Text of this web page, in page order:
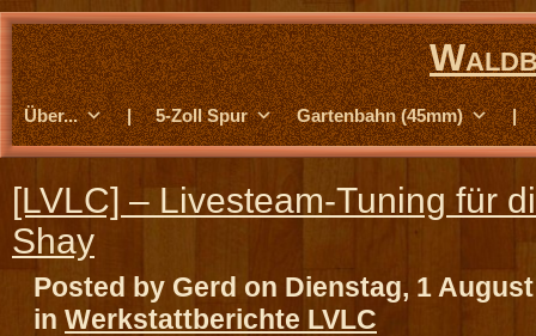
Über... | 5-Zoll Spur Gartenbahn (45mm) |
[LVLC] – Livesteam-Tuning für
Shay
Posted by Gerd on Dienstag, 1
in Werkstattberichte LVLC